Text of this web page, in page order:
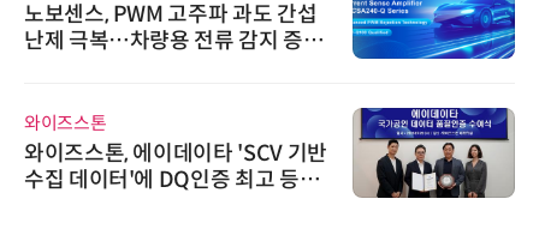
노보센스, PWM 고주파 과도 간섭
난제 극복…차량용 전류 감지 증폭
와이즈스톤
와이즈스톤, 에이데이타 'SCV 기반
수집 데이터'에 DQ인증 최고 등급